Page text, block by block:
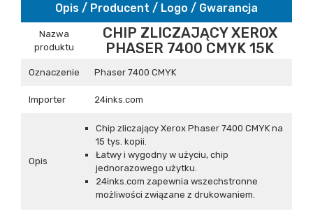
Opis / Producent / Logo / Gwarancja
Nazwa
produktu
CHIP ZLICZAJĄCY XEROX
PHASER 7400 CMYK 15K
Oznaczenie Phaser 7400 CMYK
Importer 24inks.com
Opis
Chip zliczający Xerox Phaser 7400 CMYK na
15 tys. kopii.
Łatwy i wygodny w użyciu, chip
jednorazowego użytku.
24inks.com zapewnia wszechstronne
możliwości związane z drukowaniem.